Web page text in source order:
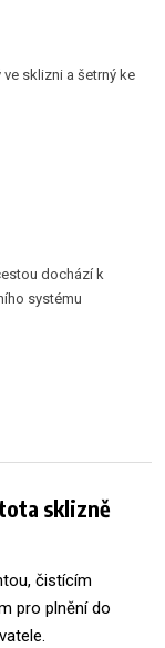
sklizni a šetrný ke
dochází k
systému
sklizně
čistícím
pro plnění do